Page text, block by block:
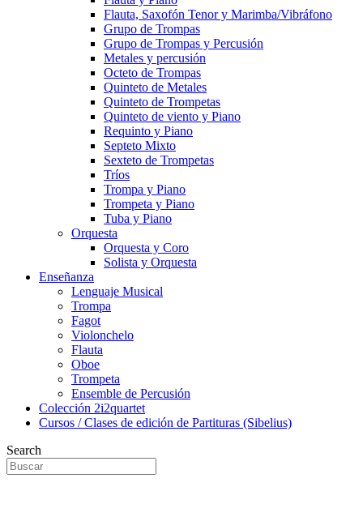
Flauta, Saxofón Tenor y Marimba/Vibráfono
Grupo de Trompas
Grupo de Trompas y Percusión
Metales y percusión
Octeto de Trompas
Quinteto de Metales
Quinteto de Trompetas
Quinteto de viento y Piano
Requinto y Piano
Septeto Mixto
Sexteto de Trompetas
Tríos
Trompa y Piano
Trompeta y Piano
Tuba y Piano
Orquesta
Orquesta y Coro
Solista y Orquesta
Enseñanza
Lenguaje Musical
Trompa
Fagot
Violonchelo
Flauta
Oboe
Trompeta
Ensemble de Percusión
Colección 2i2quartet
Cursos / Clases de edición de Partituras (Sibelius)
Search